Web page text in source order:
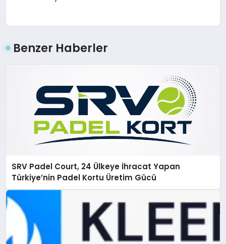
Benzer Haberler
SRV Padel Court, 24 Ülkeye İhracat Yapan
Türkiye’nin Padel Kortu Üretim Gücü